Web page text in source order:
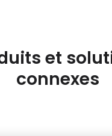
et
connexes